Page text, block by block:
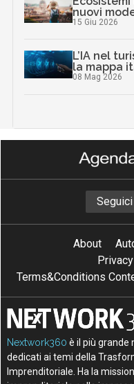
nuovi
15 Giu 2026
L’IA nel
la mappa
08 Mag 2026
Seguici
About
Terms&Conditions
Nextwork360 è il più grande
dedicati ai temi della
Imprenditoriale. Ha la